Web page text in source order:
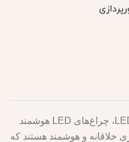
چراغ‌های نواری LED Govee RGBIC، چراغ‌های LED هوشمند
خلاقانه و هوشمند هستند که